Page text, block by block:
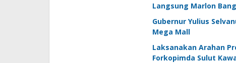
Langsung Marlon
Gubernur Yulius
Mega Mall
Laksanakan Arahan
Forkopimda Sulut